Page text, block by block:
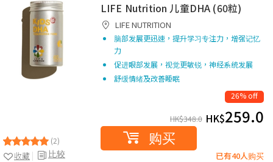
(2)
比较
收藏
LIFE Nutrition 儿童DHA (60粒)
LIFE NUTRITION
脑部发展更迅速，提升学习专注力，增强记忆
力
促进眼部发展，视觉更敏锐，神经系统发展
舒缓情绪及改善睡眠
26% off
HK$348.0 HK$259.0
购买
已有40人购买